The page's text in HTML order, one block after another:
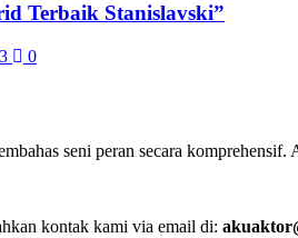
Terbaik Stanislavski”
0
seni peran secara
kontak kami via email di: